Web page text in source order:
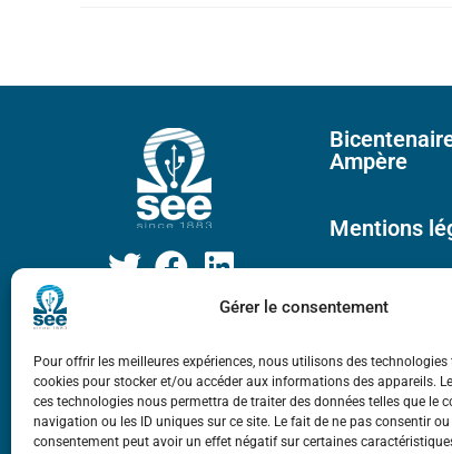
Gérer le consentement
Pour offrir les meilleures expériences, nous utilisons des technologies
cookies pour stocker et/ou accéder aux informations des appareils.
ces technologies nous permettra de traiter des données telles que le
navigation ou les ID uniques sur ce site. Le fait de ne pas consentir ou
consentement peut avoir un effet négatif sur certaines
Ampère
Mentions